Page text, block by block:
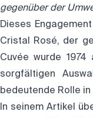
gegenüber der
Dieses
Cristal Rosé, der
Cuvée wurde
sorgfältigen
bedeutende Rolle
In seinem Artikel